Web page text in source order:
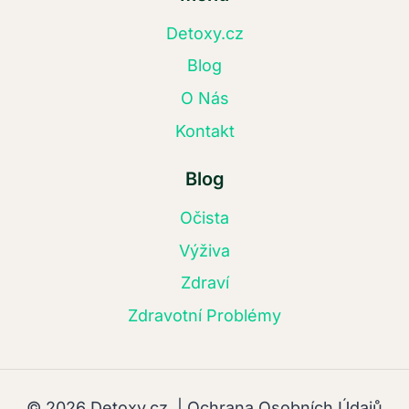
Detoxy.cz
Blog
O Nás
Kontakt
Blog
Očista
Výživa
Zdraví
Zdravotní Problémy